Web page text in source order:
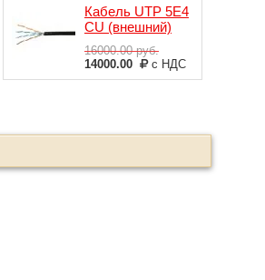
Кабель UTP 5E4
CU (внешний)
16000.00руб.
14000.00
с НДС